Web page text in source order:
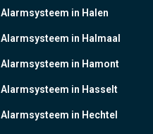
Alarmsysteem in Halen
Alarmsysteem in Halmaal
Alarmsysteem in Hamont
Alarmsysteem in Hasselt
Alarmsysteem in Hechtel